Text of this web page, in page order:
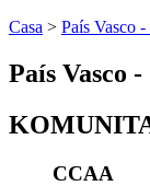
Casa > País Vasco -
País Vasco
CCAA